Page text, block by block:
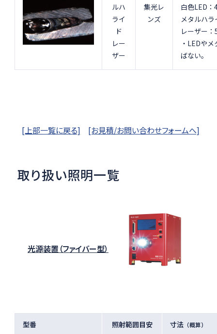
ルハ
ライ
ド
レー
ザー
集光レ
ンズ
白色LED
メタルハ
レーザー
・LEDや
ばない。
[上部一覧に戻る] [お見積/お問い合わせフォームへ]
取り扱い照明一覧
光源装置（ファイバー型）
型番 照射範囲目安 寸法 （概算）